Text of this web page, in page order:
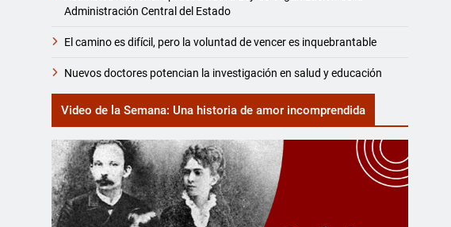
Administración Central del Estado
El camino es difícil, pero la voluntad de vencer es inquebrantable
Nuevos doctores potencian la investigación en salud y educación
Video de la Semana: Una historia de amor incomprendida